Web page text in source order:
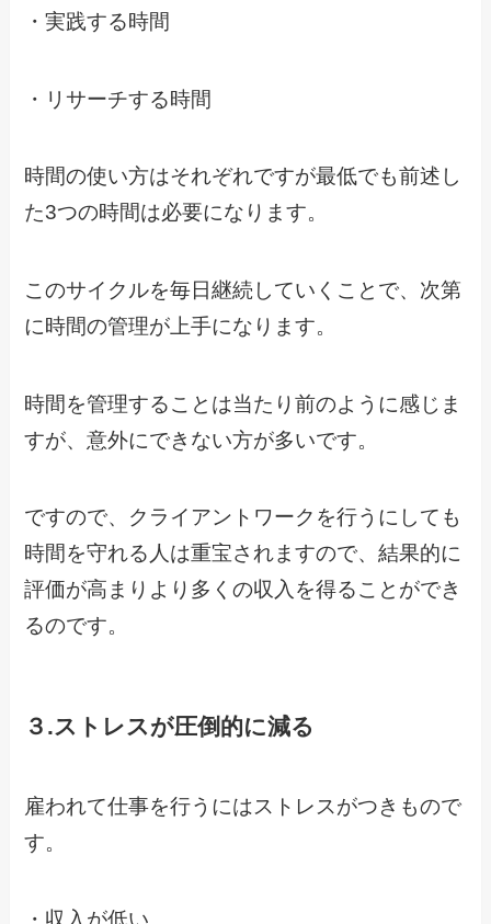
・実践する時間
・リサーチする時間
時間の使い方はそれぞれですが最低でも前述し
た3つの時間は必要になります。
このサイクルを毎日継続していくことで、次第
に時間の管理が上手になります。
時間を管理することは当たり前のように感じま
すが、意外にできない方が多いです。
ですので、クライアントワークを行うにしても
時間を守れる人は重宝されますので、結果的に
評価が高まりより多くの収入を得ることができ
るのです。
３.ストレスが圧倒的に減る
雇われて仕事を行うにはストレスがつきもので
す。